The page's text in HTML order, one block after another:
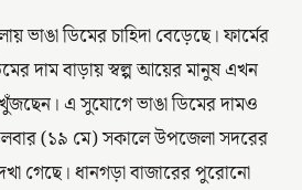
ভাঙা ডিমের চাহিদা বেড়েছে। ফার্মের
দাম বাড়ায় স্বল্প আয়ের মানুষ এখন
এ সুযোগে ভাঙা ডিমের দামও
(১৯ মে) সকালে উপজেলা সদরের
গেছে। ধানগড়া বাজারের পুরোনো